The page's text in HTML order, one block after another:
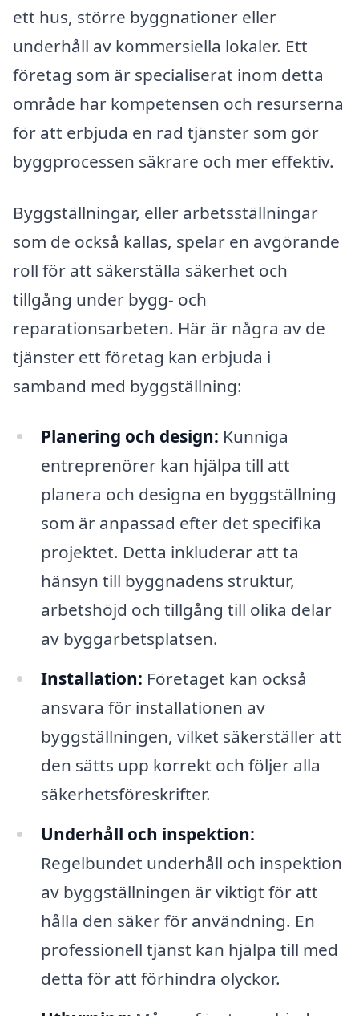
ett hus, större byggnationer eller
underhåll av kommersiella lokaler. Ett
företag som är specialiserat inom detta
område har kompetensen och resurserna
för att erbjuda en rad tjänster som gör
byggprocessen säkrare och mer effektiv.
Byggställningar, eller arbetsställningar
som de också kallas, spelar en avgörande
roll för att säkerställa säkerhet och
tillgång under bygg- och
reparationsarbeten. Här är några av de
tjänster ett företag kan erbjuda i
samband med byggställning:
Planering och design: Kunniga
entreprenörer kan hjälpa till att
planera och designa en byggställning
som är anpassad efter det specifika
projektet. Detta inkluderar att ta
hänsyn till byggnadens struktur,
arbetshöjd och tillgång till olika delar
av byggarbetsplatsen.
Installation: Företaget kan också
ansvara för installationen av
byggställningen, vilket säkerställer att
den sätts upp korrekt och följer alla
säkerhetsföreskrifter.
Underhåll och inspektion:
Regelbundet underhåll och inspektion
av byggställningen är viktigt för att
hålla den säker för användning. En
professionell tjänst kan hjälpa till med
detta för att förhindra olyckor.